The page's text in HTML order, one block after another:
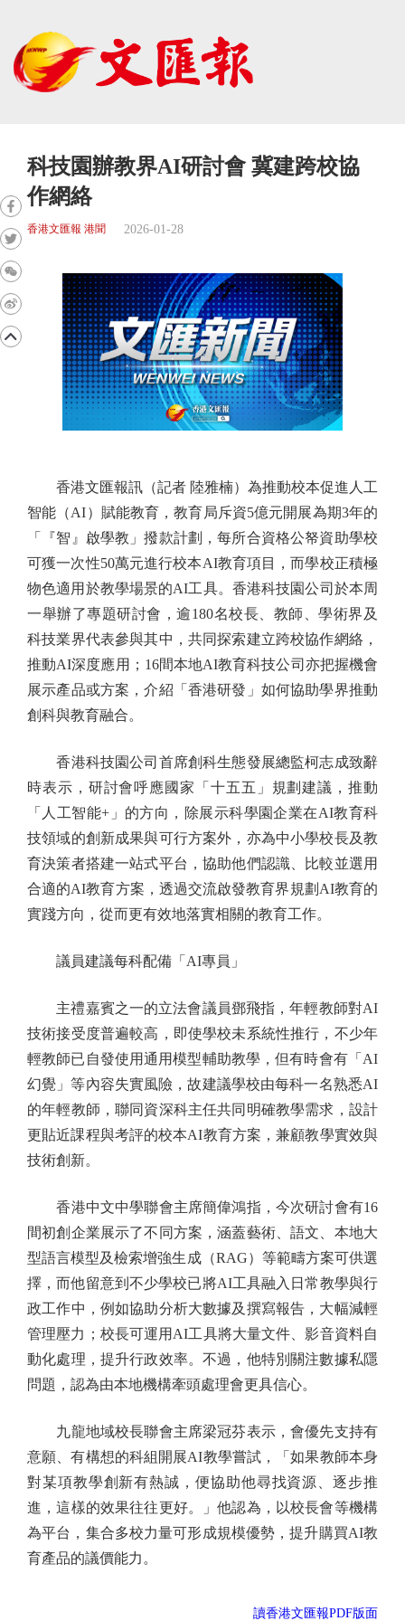
科技園辦教界AI研討會 冀建跨校協
作網絡
香港文匯報 港聞 2026-01-28
香港文匯報訊（記者 陸雅楠）為推動校本促進人工
智能（AI）賦能教育，教育局斥資5億元開展為期3年的
「『智』啟學教」撥款計劃，每所合資格公帑資助學校
可獲一次性50萬元進行校本AI教育項目，而學校正積極
物色適用於教學場景的AI工具。香港科技園公司於本周
一舉辦了專題研討會，逾180名校長、教師、學術界及
科技業界代表參與其中，共同探索建立跨校協作網絡，
推動AI深度應用；16間本地AI教育科技公司亦把握機會
展示產品或方案，介紹「香港研發」如何協助學界推動
創科與教育融合。
香港科技園公司首席創科生態發展總監柯志成致辭
時表示，研討會呼應國家「十五五」規劃建議，推動
「人工智能+」的方向，除展示科學園企業在AI教育科
技領域的創新成果與可行方案外，亦為中小學校長及教
育決策者搭建一站式平台，協助他們認識、比較並選用
合適的AI教育方案，透過交流啟發教育界規劃AI教育的
實踐方向，從而更有效地落實相關的教育工作。
議員建議每科配備「AI專員」
主禮嘉賓之一的立法會議員鄧飛指，年輕教師對AI
技術接受度普遍較高，即使學校未系統性推行，不少年
輕教師已自發使用通用模型輔助教學，但有時會有「AI
幻覺」等內容失實風險，故建議學校由每科一名熟悉AI
的年輕教師，聯同資深科主任共同明確教學需求，設計
更貼近課程與考評的校本AI教育方案，兼顧教學實效與
技術創新。
香港中文中學聯會主席簡偉鴻指，今次研討會有16
間初創企業展示了不同方案，涵蓋藝術、語文、本地大
型語言模型及檢索增強生成（RAG）等範疇方案可供選
擇，而他留意到不少學校已將AI工具融入日常教學與行
政工作中，例如協助分析大數據及撰寫報告，大幅減輕
管理壓力；校長可運用AI工具將大量文件、影音資料自
動化處理，提升行政效率。不過，他特別關注數據私隱
問題，認為由本地機構牽頭處理會更具信心。
九龍地域校長聯會主席梁冠芬表示，會優先支持有
意願、有構想的科組開展AI教學嘗試，「如果教師本身
對某項教學創新有熱誠，便協助他尋找資源、逐步推
進，這樣的效果往往更好。」他認為，以校長會等機構
為平台，集合多校力量可形成規模優勢，提升購買AI教
育產品的議價能力。
讀香港文匯報PDF版面